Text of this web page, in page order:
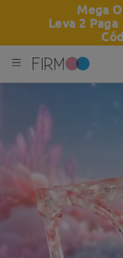
Mega
Leva 2